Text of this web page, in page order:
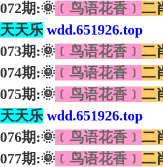
072期:🌞 ﹝鸟语花香﹞ 二
天天乐 wdd.651926.top
073期:🌞 ﹝鸟语花香﹞ 二
074期:🌞 ﹝鸟语花香﹞ 二
075期:🌞 ﹝鸟语花香﹞ 二
天天乐 wdd.651926.top
076期:🌞 ﹝鸟语花香﹞ 二
077期:🌞 ﹝鸟语花香﹞ 二